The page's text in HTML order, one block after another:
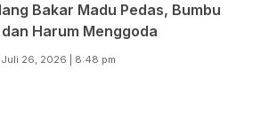
Bakar Madu Pedas, Bumbu
Harum Menggoda
Juli 26, 2026 | 8:48 pm